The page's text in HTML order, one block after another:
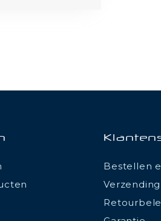
Bestellen